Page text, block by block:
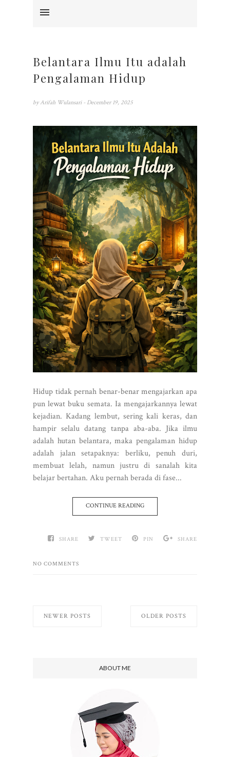
Belantara Ilmu Itu adalah
Pengalaman Hidup
by Arifah Wulansari - December 19, 2025
Hidup tidak pernah benar-benar mengajarkan apa
pun lewat buku semata. Ia mengajarkannya lewat
kejadian. Kadang lembut, sering kali keras, dan
hampir selalu datang tanpa aba-aba. Jika ilmu
adalah hutan belantara, maka pengalaman hidup
adalah jalan setapaknya: berliku, penuh duri,
membuat lelah, namun justru di sanalah kita
belajar bertahan. Aku pernah berada di fase...
CONTINUE READING
SHARE TWEET PIN SHARE
NO COMMENTS
NEWER POSTS OLDER POSTS
ABOUT ME